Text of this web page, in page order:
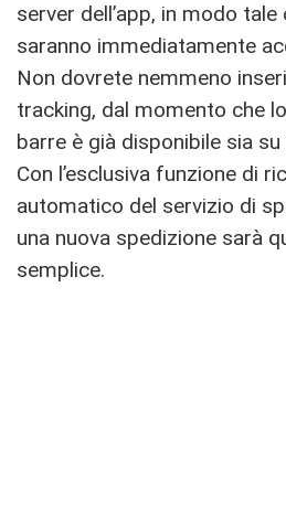
server dell’app, in modo
saranno immediatamente
Non dovrete nemmeno
tracking, dal momento che
barre è già disponibile sia su
Con l’esclusiva funzione di
automatico del servizio di
una nuova spedizione sarà
semplice.